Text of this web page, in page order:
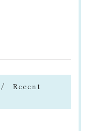
Recent